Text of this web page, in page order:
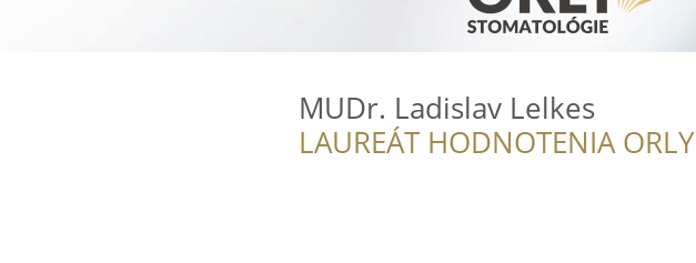
MUDr. Ladislav Lelkes
LAUREÁT HODNOTENIA ORLY